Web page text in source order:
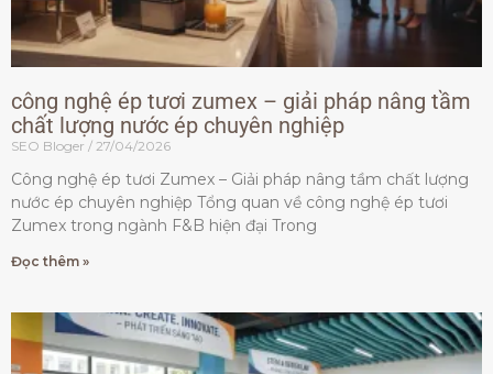
công nghệ ép tươi zumex – giải pháp nâng tầm
chất lượng nước ép chuyên nghiệp
SEO Bloger 27/04/2026
Công nghệ ép tươi Zumex – Giải pháp nâng tầm chất lượng
nước ép chuyên nghiệp Tổng quan về công nghệ ép tươi
Zumex trong ngành F&B hiện đại Trong
Đọc thêm »